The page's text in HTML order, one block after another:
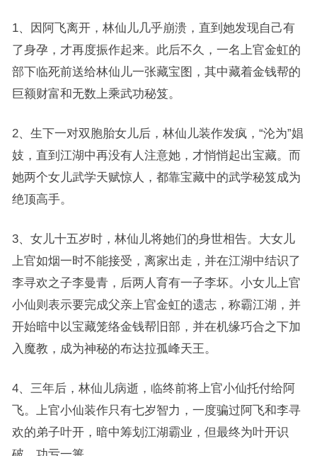
1、因阿飞离开，林仙儿几乎崩溃，直到她发现自己有
了身孕，才再度振作起来。此后不久，一名上官金虹的
部下临死前送给林仙儿一张藏宝图，其中藏着金钱帮的
巨额财富和无数上乘武功秘笈。
2、生下一对双胞胎女儿后，林仙儿装作发疯，“沦为”娼
妓，直到江湖中再没有人注意她，才悄悄起出宝藏。而
她两个女儿武学天赋惊人，都靠宝藏中的武学秘笈成为
绝顶高手。
3、女儿十五岁时，林仙儿将她们的身世相告。大女儿
上官如烟一时不能接受，离家出走，并在江湖中结识了
李寻欢之子李曼青，后两人育有一子李坏。小女儿上官
小仙则表示要完成父亲上官金虹的遗志，称霸江湖，并
开始暗中以宝藏笼络金钱帮旧部，并在机缘巧合之下加
入魔教，成为神秘的布达拉孤峰天王。
4、三年后，林仙儿病逝，临终前将上官小仙托付给阿
飞。上官小仙装作只有七岁智力，一度骗过阿飞和李寻
欢的弟子叶开，暗中筹划江湖霸业，但最终为叶开识